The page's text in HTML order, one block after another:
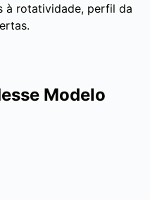
à rotatividade, perfil da
Modelo